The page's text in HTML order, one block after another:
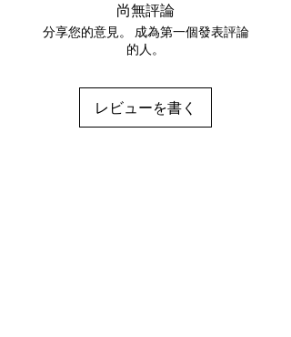
※品質向上のため予告なくデザインや
仕様を変更する場合がございます。
※出荷前に検品を行っておりますが万
に交換を行わせていただきます。
※お客様都合による返品・交換（注文
尚無評論
分享您的意見。 成為第一個發表評論
的人。
レビューを書く